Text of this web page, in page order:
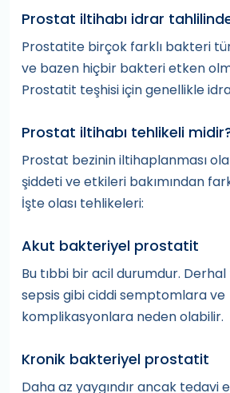
Prostat iltihabı idrar tahlilinde
Prostatite birçok farklı bakteri
ve bazen hiçbir bakteri etken
Prostatit teşhisi için genellikle
Prostat iltihabı tehlikeli
Prostat bezinin iltihaplanması
şiddeti ve etkileri bakımından
İşte olası tehlikeleri:
Akut bakteriyel prostatit
Bu tıbbi bir acil durumdur.
sepsis gibi ciddi semptomlara ve
komplikasyonlara neden olabilir.
Kronik bakteriyel prostatit
Daha az yaygındır ancak tedavi